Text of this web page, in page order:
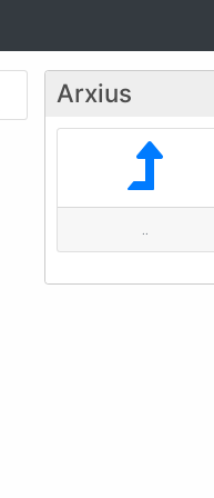
Arxius